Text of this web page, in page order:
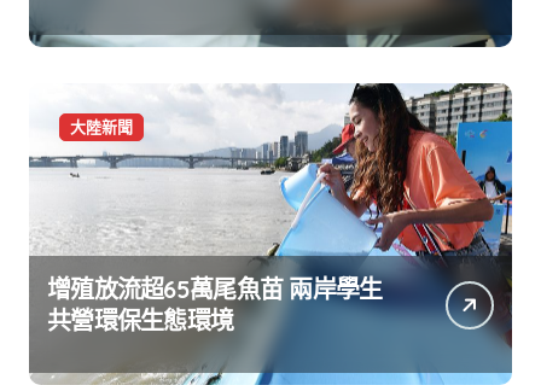
大陸新聞
增殖放流超65萬尾魚苗 兩岸學生
共營環保生態環境